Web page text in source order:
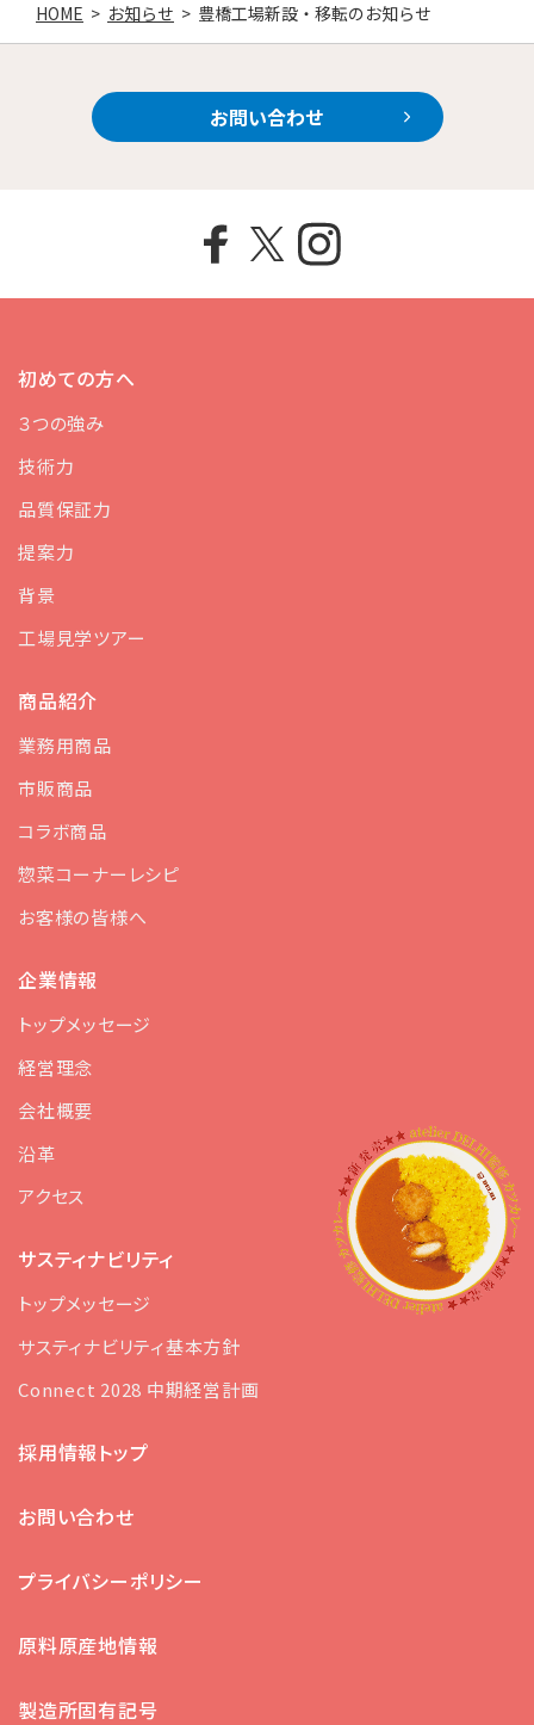
HOME > お知らせ > 豊橋工場新設・移転のお知らせ
お問い合わせ
初めての方へ
３つの強み
技術力
品質保証力
提案力
背景
工場見学ツアー
商品紹介
業務用商品
市販商品
コラボ商品
惣菜コーナーレシピ
お客様の皆様へ
企業情報
トップメッセージ
経営理念
会社概要
沿革
アクセス
サスティナビリティ
トップメッセージ
サスティナビリティ基本方針
Connect 2028 中期経営計画
採用情報トップ
お問い合わせ
プライバシーポリシー
原料原産地情報
製造所固有記号